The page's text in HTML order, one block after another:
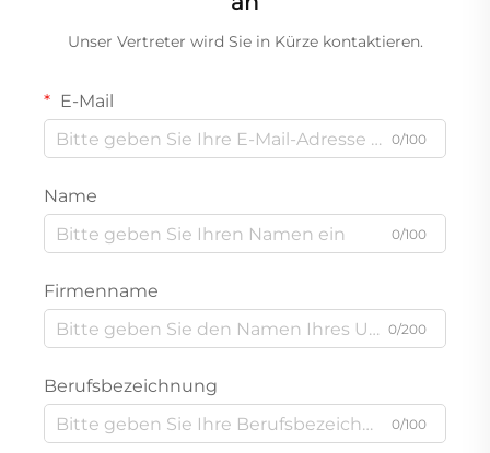
Unser Vertreter wird Sie in Kürze kontaktieren.
E-Mail
0/100
Name
0/100
Firmenname
0/200
Berufsbezeichnung
0/100